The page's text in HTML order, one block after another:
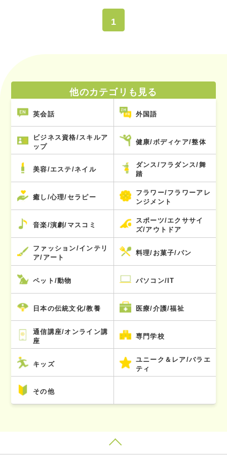
1
他のカテゴリも見る
英会話 外国語
ビジネス資格/スキルア
ップ
健康/ボディケア/整体
美容/エステ/ネイル
ダンス/フラダンス/舞
踏
癒し/心理/セラピー
フラワー/フラワーアレ
ンジメント
音楽/演劇/マスコミ
スポーツ/エクササイ
ズ/アウトドア
ファッション/インテリ
ア/アート
料理/お菓子/パン
ペット/動物 パソコン/IT
日本の伝統文化/教養 医療/介護/福祉
通信講座/オンライン講
座
専門学校
キッズ
ユニーク＆レア/バラエ
ティ
その他